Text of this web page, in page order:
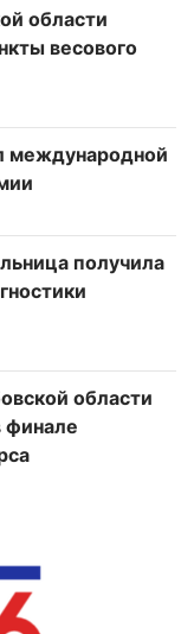
области
весового
международной
получила
области
финале